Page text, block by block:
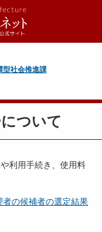
型社会推進課
ついて
利用手続き、使用料
者の候補者の選定結果